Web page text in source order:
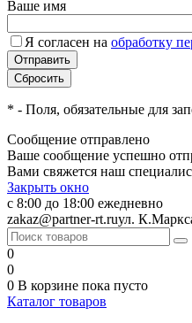
Ваше имя
Я согласен на обработку
* - Поля, обязательные для
Сообщение отправлено
Ваше сообщение успешно
Вами свяжется наш
Закрыть окно
с 8:00 до 18:00 ежедневно
zakaz@partner-rt.ruул.
0
0
0 В корзине пока пусто
Каталог товаров